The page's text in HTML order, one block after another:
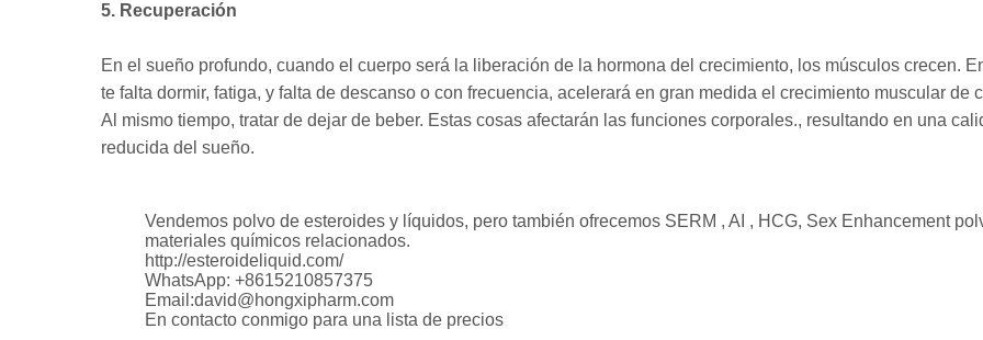
5. Recuperación
En el sueño profundo, cuando el cuerpo será la liberación de la hormona del crecimiento, los músculos crecen.
te falta dormir, fatiga, y falta de descanso o con frecuencia, acelerará en gran medida el crecimiento muscular de
Al mismo tiempo, tratar de dejar de beber. Estas cosas afectarán las funciones corporales., resultando en una
reducida del sueño.
Vendemos polvo de esteroides y líquidos, pero también ofrecemos SERM , AI , HCG, Sex Enhancement
materiales químicos relacionados.
http://esteroideliquid.com/
WhatsApp: +8615210857375
Email:david@hongxipharm.com
En contacto conmigo para una lista de precios